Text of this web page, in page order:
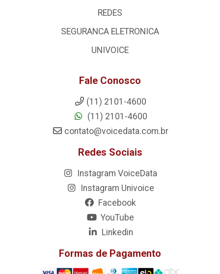
REDES
SEGURANCA ELETRONICA
UNIVOICE
Fale Conosco
(11) 2101-4600
(11) 2101-4600
contato@voicedata.com.br
Redes Sociais
Instagram VoiceData
Instagram Univoice
Facebook
YouTube
Linkedin
Formas de Pagamento